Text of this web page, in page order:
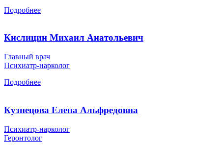
Подробнее
Кислицин Михаил Анатольевич
Главный врач
Психиатр-нарколог
Подробнее
Кузнецова Елена Альфредовна
Психиатр-нарколог
Геронтолог